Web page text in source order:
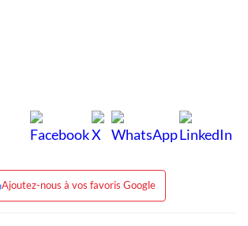
Ajoutez-nous à vos favoris Google